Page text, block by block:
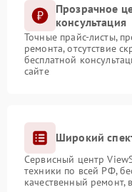
Прозрачное
консультация
Точные прайс-листы,
ремонта, отсутствие
бесплатной
сайте
Широкий
Сервисный центр
техники по всей РФ,
качественный